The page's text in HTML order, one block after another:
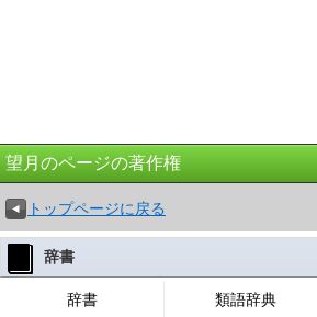
望月のページの著作権
トップページに戻る
辞書
辞書 類語辞典